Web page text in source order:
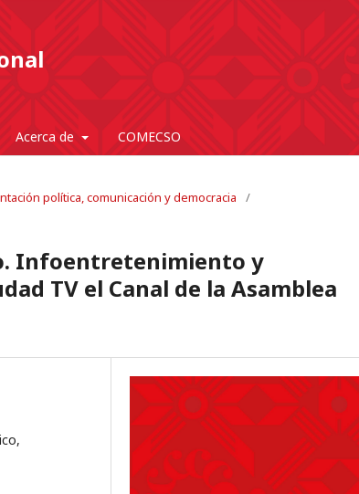
Acerca de COMECSO
política, comunicación y democracia
/
Infoentretenimiento y
TV el Canal de la Asamblea